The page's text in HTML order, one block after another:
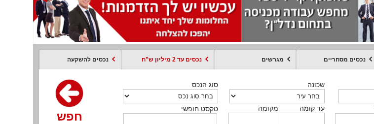
נכסים מסחריים מגרשים נכסים עד 2 מיליון ש”ח נכסים להשקעה
שכונה
מקומה עד קומה
סוג הנכס
טקסט חופשי
חפש
שכונה
מקומה עד קומה
סוג הנכס
טקסט חופשי
חפש
שכונה
מקומה עד קומה
סוג הנכס
טקסט חופשי
חפש
שכונה
מקומה עד קומה
סוג עסקה
טקסט חופשי
חפש
מקומה
חפש
שכונה
טקסט חופשי
סוג הנכס
חפש
שכונה
מקומה עד קומה
טקסט חופשי
חפש